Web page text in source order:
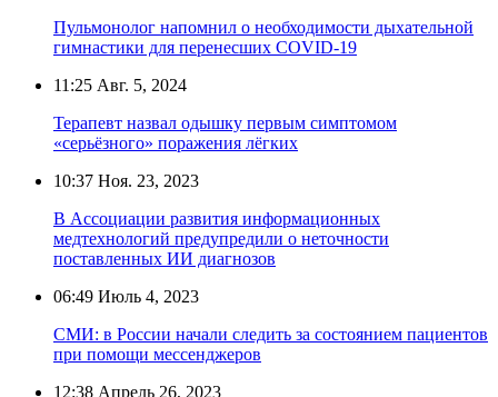
Пульмонолог напомнил о необходимости дыхательной
гимнастики для перенесших COVID-19
11:25 Авг. 5, 2024
Терапевт назвал одышку первым симптомом
«серьёзного» поражения лёгких
10:37 Ноя. 23, 2023
В Ассоциации развития информационных
медтехнологий предупредили о неточности
поставленных ИИ диагнозов
06:49 Июль 4, 2023
СМИ: в России начали следить за состоянием пациентов
при помощи мессенджеров
12:38 Апрель 26, 2023